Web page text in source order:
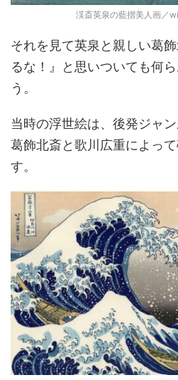
渓斎英泉の藍摺美人画／
それを見て英泉と親しい葛
るな！』と思いついても何
う。
当時の浮世絵は、後発ジャ
葛飾北斎と歌川広重によっ
す。